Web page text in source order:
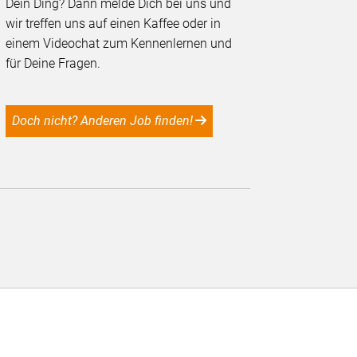
Dein Ding? Dann melde Dich bei uns und
wir treffen uns auf einen Kaffee oder in
einem Videochat zum Kennenlernen und
für Deine Fragen.
Doch nicht? Anderen Job finden!